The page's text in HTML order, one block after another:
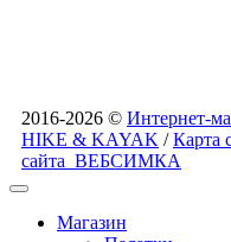
2016-2026 © Интернет-
HIKE & KAYAK /Карта
сайта ВЕБСИМКА
Магазин